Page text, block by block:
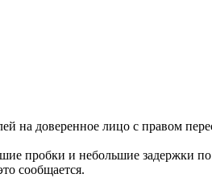
на доверенное лицо с правом
пробки и небольшие задержки
сообщается.